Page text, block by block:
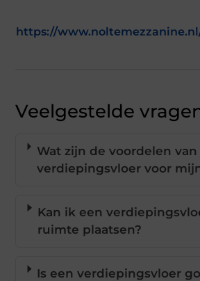
https://
Veelgestelde
Wat zijn de voordelen van
verdiepingsvloer voor
Kan ik een
ruimte plaatsen?
Is een verdiepingsvloer